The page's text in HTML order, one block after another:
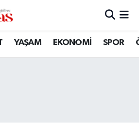
YAŞAM EKONOMİ SPOR
Eczaneler